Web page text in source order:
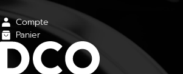
Compte
Panier